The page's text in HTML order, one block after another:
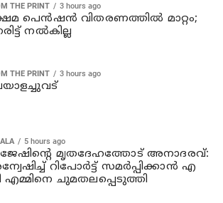
THE PRINT 3 hours ago
പെന്‍ഷന്‍ വിതരണത്തില്‍ മാറ്റം;
നല്‍കില്ല
THE PRINT 3 hours ago
5 hours ago
മൃതദേഹത്തോട് അനാദരവ്:
റിപോര്‍ട്ട് സമര്‍പ്പിക്കാന്‍ എ
എമ്മിനെ ചുമതലപ്പെടുത്തി